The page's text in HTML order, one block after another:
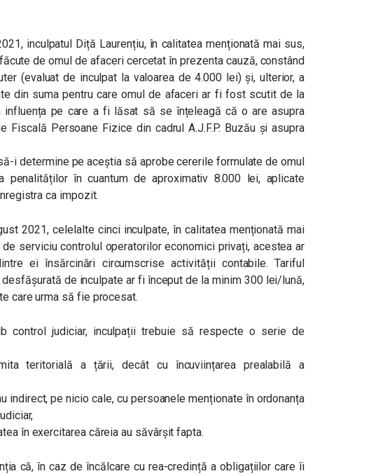
inculpatul Diță Laurențiu, în calitatea menționată mai sus,
de omul de afaceri cercetat în prezenta cauză, constând
(evaluat de inculpat la valoarea de 4.000 lei) și, ulterior, a
din suma pentru care omul de afaceri ar fi fost scutit de la
influența pe care a fi lăsat să se înțeleagă că o are asupra
Fiscală Persoane Fizice din cadrul A.J.F.P. Buzău și asupra
i determine pe aceștia să aprobe cererile formulate de omul
penalităților în cuantum de aproximativ 8.000 lei, aplicate
ca impozit.
2021, celelalte cinci inculpate, în calitatea menționată mai
serviciu controlul operatorilor economici privați, acestea ar
ei însărcinări circumscrise activității contabile. Tariful
de inculpate ar fi început de la minim 300 lei/lună,
care urma să fie procesat.
control judiciar, inculpații trebuie să respecte o serie de
teritorială a țării, decât cu încuviințarea prealabilă a
indirect, pe nicio cale, cu persoanele menționate în ordonanța
în exercitarea căreia au săvârșit fapta.
că, în caz de încălcare cu rea-credință a obligațiilor care îi